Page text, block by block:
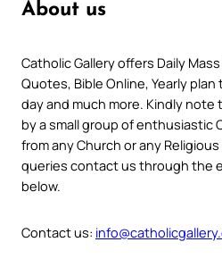
About us
Catholic Gallery offers Daily
Quotes, Bible Online, Yearly
day and much more. Kindly
by a small group of enthusiastic
from any Church or any
queries contact us through the
below.
Contact us: